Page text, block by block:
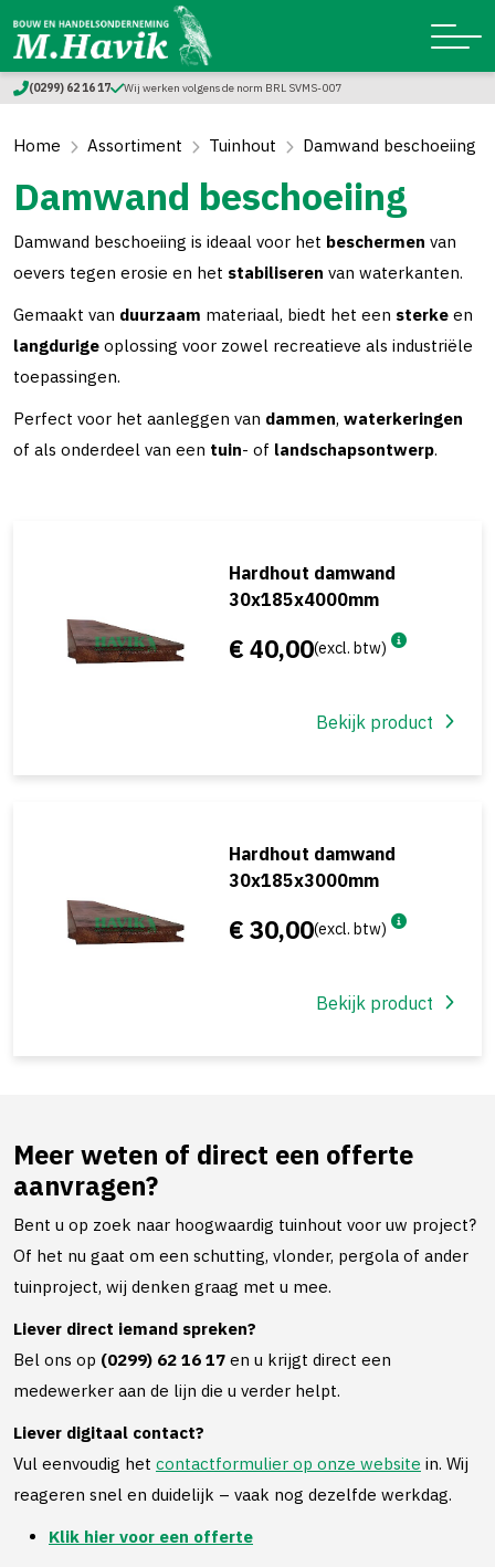
(0299) 62 16 17 Wij werken volgens de norm BRL SVMS-007
Home Assortiment Tuinhout Damwand beschoeiing
Damwand beschoeiing
Damwand beschoeiing is ideaal voor het beschermen van
oevers tegen erosie en het stabiliseren van waterkanten.
Gemaakt van duurzaam materiaal, biedt het een sterke en
langdurige oplossing voor zowel recreatieve als industriële
toepassingen.
Perfect voor het aanleggen van dammen, waterkeringen
of als onderdeel van een tuin- of landschapsontwerp.
Hardhout damwand
30x185x4000mm
€ 40,00(excl. btw)
Bekijk product
Hardhout damwand
30x185x3000mm
€ 30,00(excl. btw)
Bekijk product
Meer weten of direct een offerte
aanvragen?
Bent u op zoek naar hoogwaardig tuinhout voor uw project?
Of het nu gaat om een schutting, vlonder, pergola of ander
tuinproject, wij denken graag met u mee.
Liever direct iemand spreken?
Bel ons op (0299) 62 16 17 en u krijgt direct een
medewerker aan de lijn die u verder helpt.
Liever digitaal contact?
Vul eenvoudig het contactformulier op onze website in. Wij
reageren snel en duidelijk – vaak nog dezelfde werkdag.
Klik hier voor een offerte